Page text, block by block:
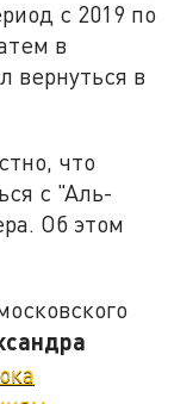
с 2019 по
в
вернуться в
что
с "Аль-
Об этом